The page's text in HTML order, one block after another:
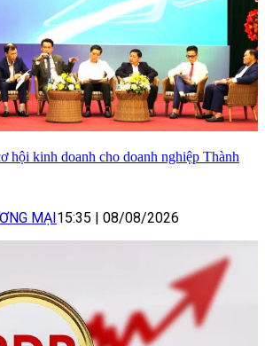
hội kinh doanh cho doanh nghiệp Thành
MẠI15:35 | 08/08/2026